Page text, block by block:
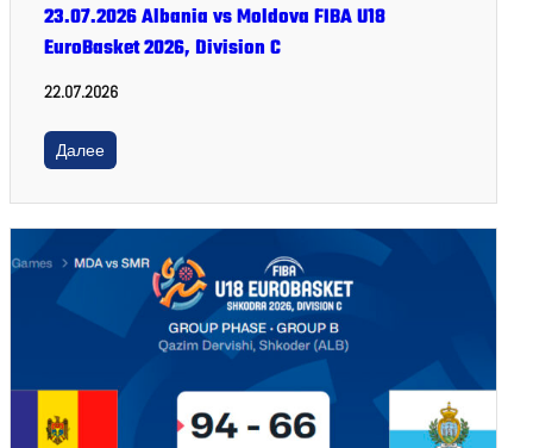
23.07.2026 Albania vs Moldova FIBA U18
EuroBasket 2026, Division C
22.07.2026
Далее